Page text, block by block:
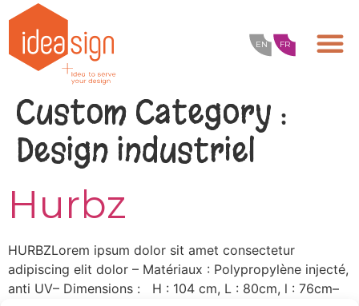
FR
EN
Custom Category :
Design industriel
Hurbz
HURBZLorem ipsum dolor sit amet consectetur
adipiscing elit dolor – Matériaux : Polypropylène injecté,
anti UV– Dimensions : H : 104 cm, L : 80cm, l : 76cm–